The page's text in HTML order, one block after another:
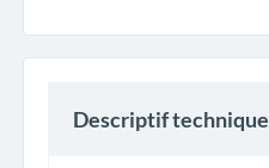
Descriptif technique